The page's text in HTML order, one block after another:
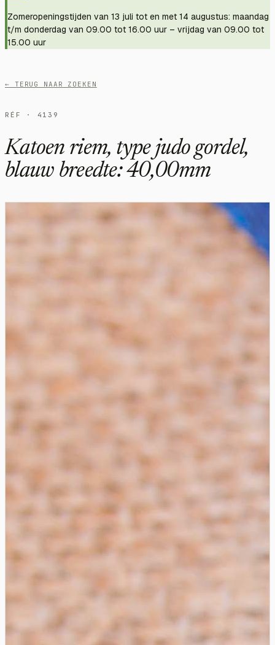
Zomeropeningstijden van 13 juli tot en met 14 augustus: maandag
t/m donderdag van 09.00 tot 16.00 uur – vrijdag van 09.00 tot
15.00 uur
← TERUG NAAR ZOEKEN
RÉF · 4139
Katoen riem, type judo gordel,
blauw breedte: 40,00mm